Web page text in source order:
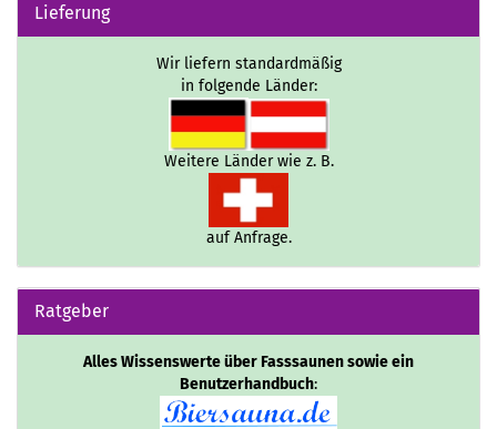
Lieferung
Wir liefern standardmäßig
in folgende Länder:
Weitere Länder wie z. B.
auf Anfrage.
Ratgeber
Alles Wissenswerte über Fasssaunen sowie ein
Benutzerhandbuch: